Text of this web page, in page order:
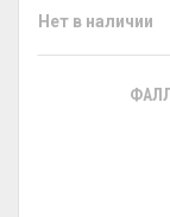
Нет в наличии